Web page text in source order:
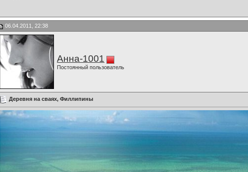
06.04.2011, 22:38
Анна-1001
Постоянный пользователь
Деревня на сваях, Филлипины